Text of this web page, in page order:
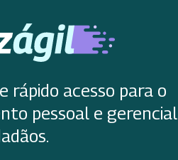
rápido acesso para o
pessoal e gerencial